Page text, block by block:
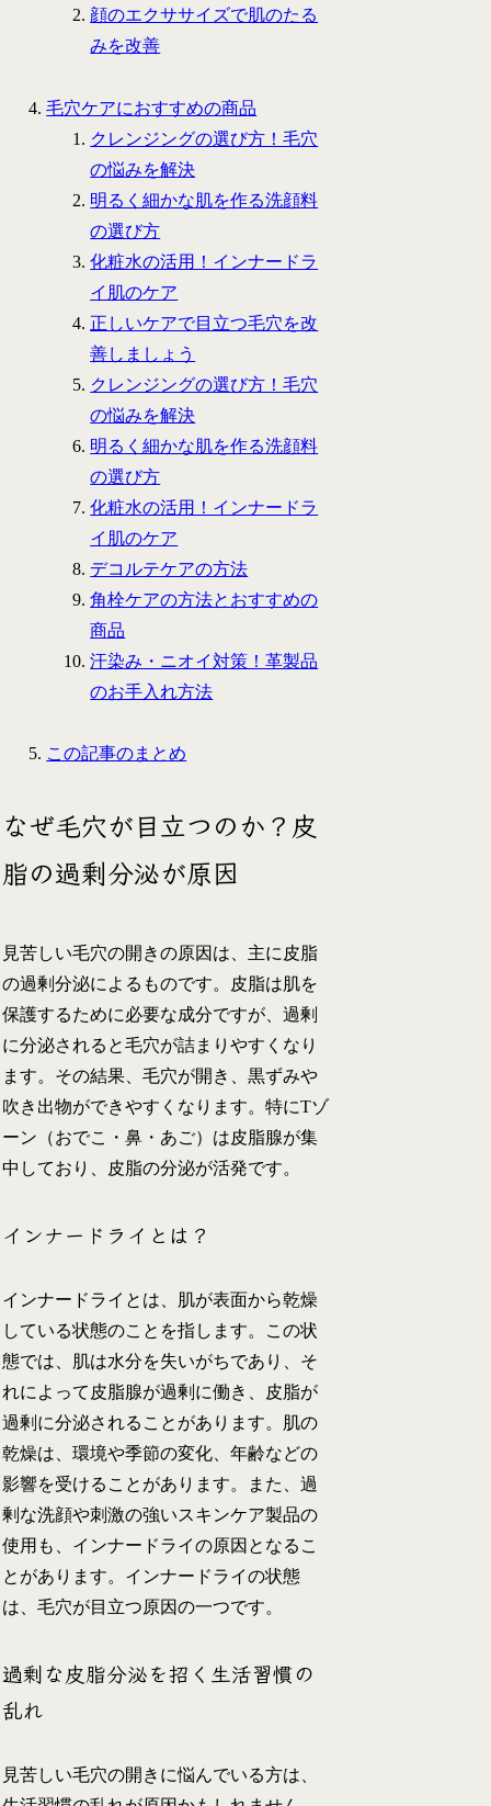
顔のエクササイズで肌のたる
みを改善
毛穴ケアにおすすめの商品
クレンジングの選び方！毛穴
の悩みを解決
明るく細かな肌を作る洗顔料
の選び方
化粧水の活用！インナードラ
イ肌のケア
正しいケアで目立つ毛穴を改
善しましょう
クレンジングの選び方！毛穴
の悩みを解決
明るく細かな肌を作る洗顔料
の選び方
化粧水の活用！インナードラ
イ肌のケア
デコルテケアの方法
角栓ケアの方法とおすすめの
商品
汗染み・ニオイ対策！革製品
のお手入れ方法
この記事のまとめ
なぜ毛穴が目立つのか？皮
脂の過剰分泌が原因
見苦しい毛穴の開きの原因は、主に皮脂
の過剰分泌によるものです。皮脂は肌を
保護するために必要な成分ですが、過剰
に分泌されると毛穴が詰まりやすくなり
ます。その結果、毛穴が開き、黒ずみや
吹き出物ができやすくなります。特にTゾ
ーン（おでこ・鼻・あご）は皮脂腺が集
中しており、皮脂の分泌が活発です。
インナードライとは？
インナードライとは、肌が表面から乾燥
している状態のことを指します。この状
態では、肌は水分を失いがちであり、そ
れによって皮脂腺が過剰に働き、皮脂が
過剰に分泌されることがあります。肌の
乾燥は、環境や季節の変化、年齢などの
影響を受けることがあります。また、過
剰な洗顔や刺激の強いスキンケア製品の
使用も、インナードライの原因となるこ
とがあります。インナードライの状態
は、毛穴が目立つ原因の一つです。
過剰な皮脂分泌を招く生活習慣の
乱れ
見苦しい毛穴の開きに悩んでいる方は、